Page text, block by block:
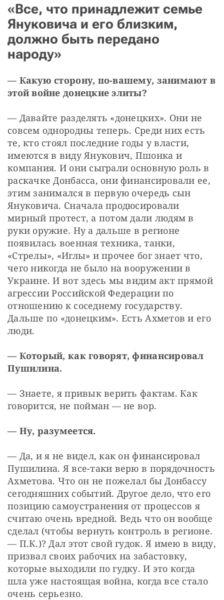
«Все, что принадлежит семье
Януковича и его близким,
должно быть передано
народу»
— Какую сторону, по-вашему, занимают в
этой войне донецкие элиты?
— Давайте разделять «донецких». Они не
совсем однородны теперь. Среди них есть
те, кто стоял последние годы у власти,
имеются в виду Янукович, Пшонка и
компания. И они сыграли основную роль в
раскачке Донбасса, они финансировали ее,
этим занимался в первую очередь сын
Януковича. Сначала продюсировали
мирный протест, а потом дали людям в
руки оружие. Ну а дальше в регионе
появилась военная техника, танки,
«Стрелы», «Иглы» и прочее бог знает что,
чего никогда не было на вооружении в
Украине. И вот здесь мы видим акт прямой
агрессии Российской Федерации по
отношению к соседнему государству.
Дальше по «донецким». Есть Ахметов и его
люди.
— Который, как говорят, финансировал
Пушилина.
— Знаете, я привык верить фактам. Как
говорится, не пойман — не вор.
— Ну, разумеется.
— Да, и я не видел, как он финансировал
Пушилина. Я все-таки верю в порядочность
Ахметова. Что он не пожелал бы Донбассу
сегодняшних событий. Другое дело, что его
позицию самоустранения от процессов я
считаю очень вредной. Ведь что он вообще
сделал (чтобы вернуть контроль в регионе.
— П.К.)? Дал этот свой гудок. Я имею в виду,
призвал своих рабочих на забастовку,
которые выходили по гудку. И это когда
шла уже настоящая война, когда все стало
очень серьезно.